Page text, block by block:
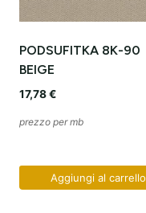
PODSUFITKA 8K-90
BEIGE
17,78€
prezzo per mb
Aggiungi al carrello